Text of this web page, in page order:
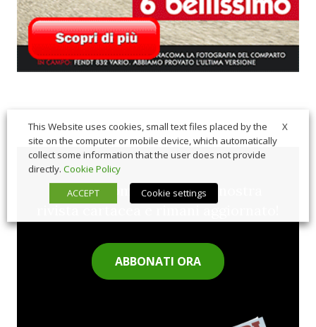
Sfoglia comodamente la nostra
rivista cartacea e rimani aggiornato!
ABBONATI ORA
X
This Website uses cookies, small text files placed by the
site on the computer or mobile device, which automatically
collect some information that the user does not provide
directly. Cookie Policy
ACCEPT
Cookie settings